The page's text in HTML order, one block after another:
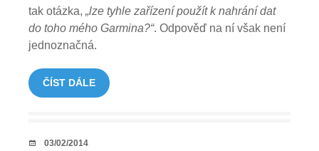
tak otázka, „lze tyhle zařízenípoužít k nahrání dat
do toho mého Garmina?“. Odpověď na ní však není
jednoznačná.
ČÍST DÁLE
DATUM
03/02/2014